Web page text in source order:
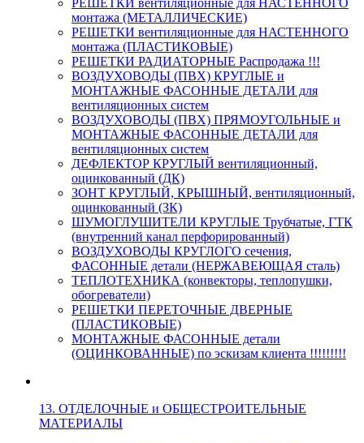
РЕШЕТКИ вентиляционные для НАСТЕННОГО
монтажа (МЕТАЛЛИЧЕСКИЕ)
РЕШЕТКИ вентиляционные для НАСТЕННОГО
монтажа (ПЛАСТИКОВЫЕ)
РЕШЕТКИ РАДИАТОРНЫЕ Распродажа !!!
ВОЗДУХОВОДЫ (ПВХ) КРУГЛЫЕ и
МОНТАЖНЫЕ ФАСОННЫЕ ДЕТАЛИ для
вентиляционных систем
ВОЗДУХОВОДЫ (ПВХ) ПРЯМОУГОЛЬНЫЕ и
МОНТАЖНЫЕ ФАСОННЫЕ ДЕТАЛИ для
вентиляционных систем
ДЕФЛЕКТОР КРУГЛЫЙ вентиляционный,
оцинкованный (ДК)
ЗОНТ КРУГЛЫЙ, КРЫШНЫЙ, вентиляционный,
оцинкованный (ЗК)
ШУМОГЛУШИТЕЛИ КРУГЛЫЕ Трубчатые, ГТК
(внутренний канал перфорированный)
ВОЗДУХОВОДЫ КРУГЛОГО сечения,
ФАСОННЫЕ детали (НЕРЖАВЕЮЩАЯ сталь)
ТЕПЛОТЕХНИКА (конвекторы, теплопушки,
обогреватели)
РЕШЕТКИ ПЕРЕТОЧНЫЕ ДВЕРНЫЕ
(ПЛАСТИКОВЫЕ)
МОНТАЖНЫЕ ФАСОННЫЕ детали
(ОЦИНКОВАННЫЕ) по эскизам клиента !!!!!!!!!
13. ОТДЕЛОЧНЫЕ и ОБЩЕСТРОИТЕЛЬНЫЕ
МАТЕРИАЛЫ